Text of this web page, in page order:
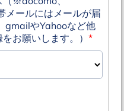
ールにはメールが届
gmailやYahooなど他
お願いします。） *